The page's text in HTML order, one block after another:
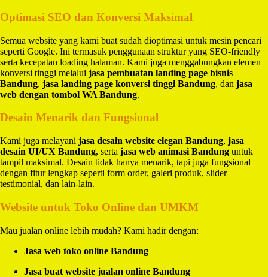
Optimasi SEO dan Konversi Maksimal
Semua website yang kami buat sudah dioptimasi untuk mesin pencari
seperti Google. Ini termasuk penggunaan struktur yang SEO-friendly
serta kecepatan loading halaman. Kami juga menggabungkan elemen
konversi tinggi melalui jasa pembuatan landing page bisnis
Bandung, jasa landing page konversi tinggi Bandung, dan jasa
web dengan tombol WA Bandung.
Desain Menarik dan Fungsional
Kami juga melayani jasa desain website elegan Bandung, jasa
desain UI/UX Bandung, serta jasa web animasi Bandung untuk
tampil maksimal. Desain tidak hanya menarik, tapi juga fungsional
dengan fitur lengkap seperti form order, galeri produk, slider
testimonial, dan lain-lain.
Website untuk Toko Online dan UMKM
Mau jualan online lebih mudah? Kami hadir dengan:
Jasa web toko online Bandung
Jasa buat website jualan online Bandung